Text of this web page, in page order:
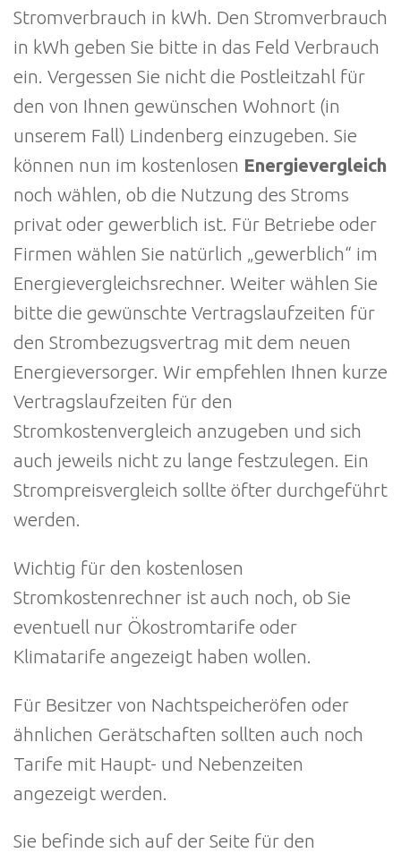
Stromverbrauch in kWh. Den Stromverbrauch
in kWh geben Sie bitte in das Feld Verbrauch
ein. Vergessen Sie nicht die Postleitzahl für
den von Ihnen gewünschen Wohnort (in
unserem Fall) Lindenberg einzugeben. Sie
können nun im kostenlosen Energievergleich
noch wählen, ob die Nutzung des Stroms
privat oder gewerblich ist. Für Betriebe oder
Firmen wählen Sie natürlich „gewerblich“ im
Energievergleichsrechner. Weiter wählen Sie
bitte die gewünschte Vertragslaufzeiten für
den Strombezugsvertrag mit dem neuen
Energieversorger. Wir empfehlen Ihnen kurze
Vertragslaufzeiten für den
Stromkostenvergleich anzugeben und sich
auch jeweils nicht zu lange festzulegen. Ein
Strompreisvergleich sollte öfter durchgeführt
werden.
Wichtig für den kostenlosen
Stromkostenrechner ist auch noch, ob Sie
eventuell nur Ökostromtarife oder
Klimatarife angezeigt haben wollen.
Für Besitzer von Nachtspeicheröfen oder
ähnlichen Gerätschaften sollten auch noch
Tarife mit Haupt- und Nebenzeiten
angezeigt werden.
Sie befinde sich auf der Seite für den